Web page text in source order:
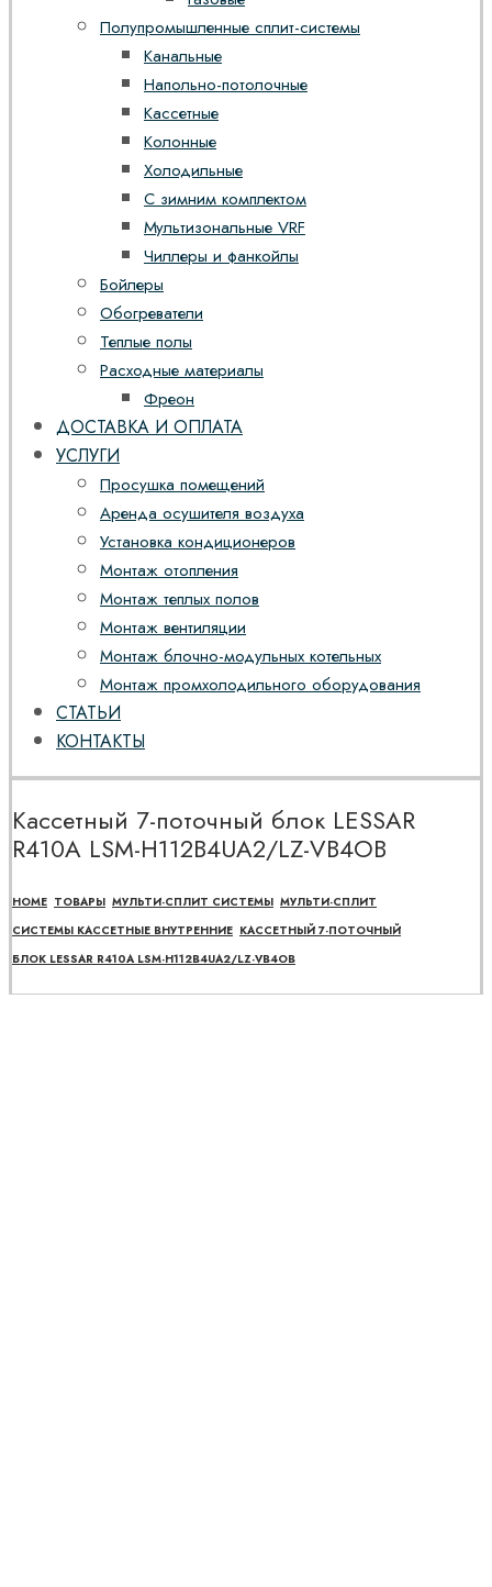
Полупромышленные сплит-системы
Канальные
Напольно-потолочные
Кассетные
Колонные
Холодильные
С зимним комплектом
Мультизональные VRF
Чиллеры и фанкойлы
Бойлеры
Обогреватели
Теплые полы
Расходные материалы
Фреон
ДОСТАВКА И ОПЛАТА
УСЛУГИ
Просушка помещений
Аренда осушителя воздуха
Установка кондиционеров
Монтаж отопления
Монтаж теплых полов
Монтаж вентиляции
Монтаж блочно-модульных котельных
Монтаж промхолодильного оборудования
СТАТЬИ
КОНТАКТЫ
Кассетный 7-поточный блок LESSAR
R410A LSM-H112B4UA2/LZ-VB4OB
HOME ТОВАРЫ МУЛЬТИ-СПЛИТ СИСТЕМЫ МУЛЬТИ-СПЛИТ
СИСТЕМЫ КАССЕТНЫЕ ВНУТРЕННИЕ КАССЕТНЫЙ 7-ПОТОЧНЫЙ
БЛОК LESSAR R410A LSM-H112B4UA2/LZ-VB4OB